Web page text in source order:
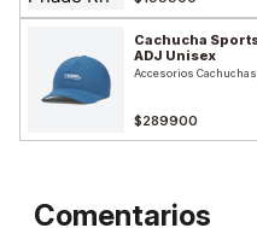
Cachucha
ADJ Unisex
Accesorios Cachuchas
$289900
Comentarios